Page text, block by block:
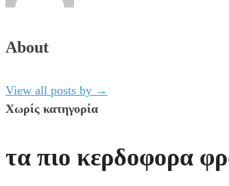
About
View all posts by →
Χωρίς κατηγορία
τα πιο κερδοφορα